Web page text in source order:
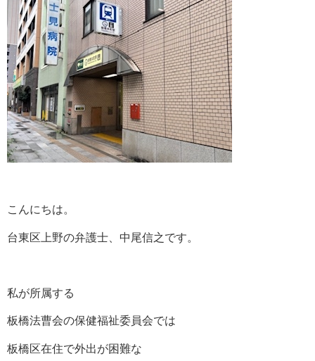
こんにちは。
台東区上野の弁護士、中尾信之です。
私が所属する
板橋法曹会の保健福祉委員会では
板橋区在住で外出が困難な